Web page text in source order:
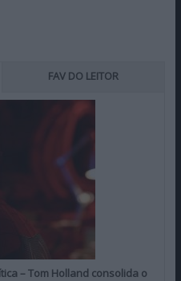
FAV DO LEITOR
– Tom Holland consolida o